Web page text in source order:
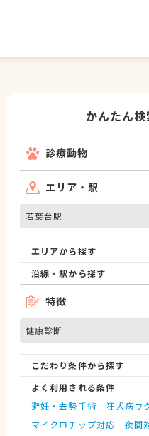
かんたん検
診療動物
エリア・駅
若葉台駅
エリアから探す
沿線・駅から探す
特徴
健康診断
こだわり条件から探す
よく利用される条件
避妊・去勢手術
狂犬病ワ
マイクロチップ対応
夜間